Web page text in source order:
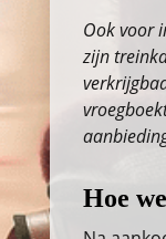
Ook voor
zijn
Hoe